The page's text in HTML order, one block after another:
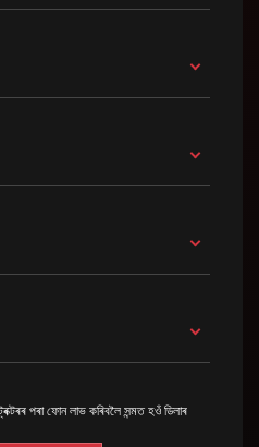
পৰা ফোন লাভ কৰিবলৈ সন্মত হওঁ ডিলাৰ